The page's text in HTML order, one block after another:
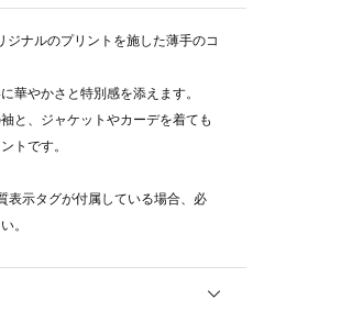
ジナルのプリントを施した薄手のコ
華やかさと特別感を添えます。
と、ジャケットやカーデを着ても
トです。
表示タグが付属している場合、必
。